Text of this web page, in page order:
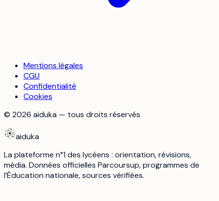
Mentions légales
CGU
Confidentialité
Cookies
© 2026 aiduka — tous droits réservés
aiduka
La plateforme n°1 des lycéens : orientation, révisions,
média. Données officielles Parcoursup, programmes de
l’Éducation nationale, sources vérifiées.